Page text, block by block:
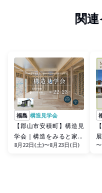
関
福島 構造見学会
【郡山市安積町】構造見
学会｜構造をみると家づ
くりの基準がかわる
8月22日(土)〜8月23日(日)